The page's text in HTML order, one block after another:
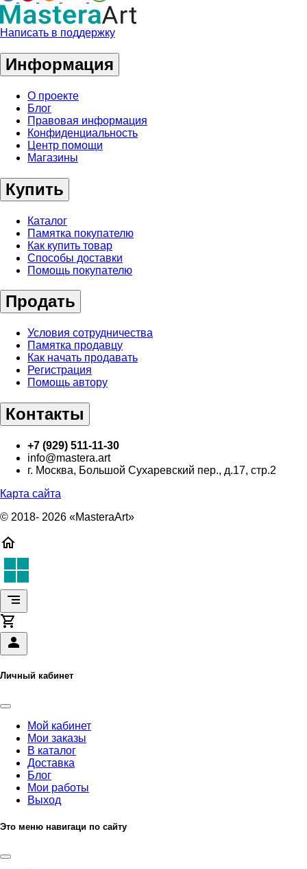
Написать в поддержку
Информация
О проекте
Блог
Правовая информация
Конфиденциальность
Центр помощи
Магазины
Купить
Каталог
Памятка покупателю
Как купить товар
Способы доставки
Помощь покупателю
Продать
Условия сотрудничества
Памятка продавцу
Как начать продавать
Регистрация
Помощь автору
Контакты
+7 (929) 511-11-30
info@mastera.art
г. Москва, Большой Сухаревский пер., д.17, стр.2
Карта сайта
© 2018- 2026 «MasteraArt»
Личный кабинет
Мой кабинет
Мои заказы
В каталог
Доставка
Блог
Мои работы
Выход
Это меню навигаци по сайту